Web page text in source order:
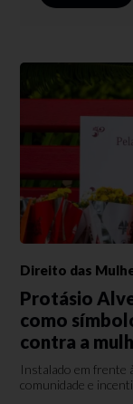
Direito das
Protásio
como
contra a
Instalado em frente
comunidade e